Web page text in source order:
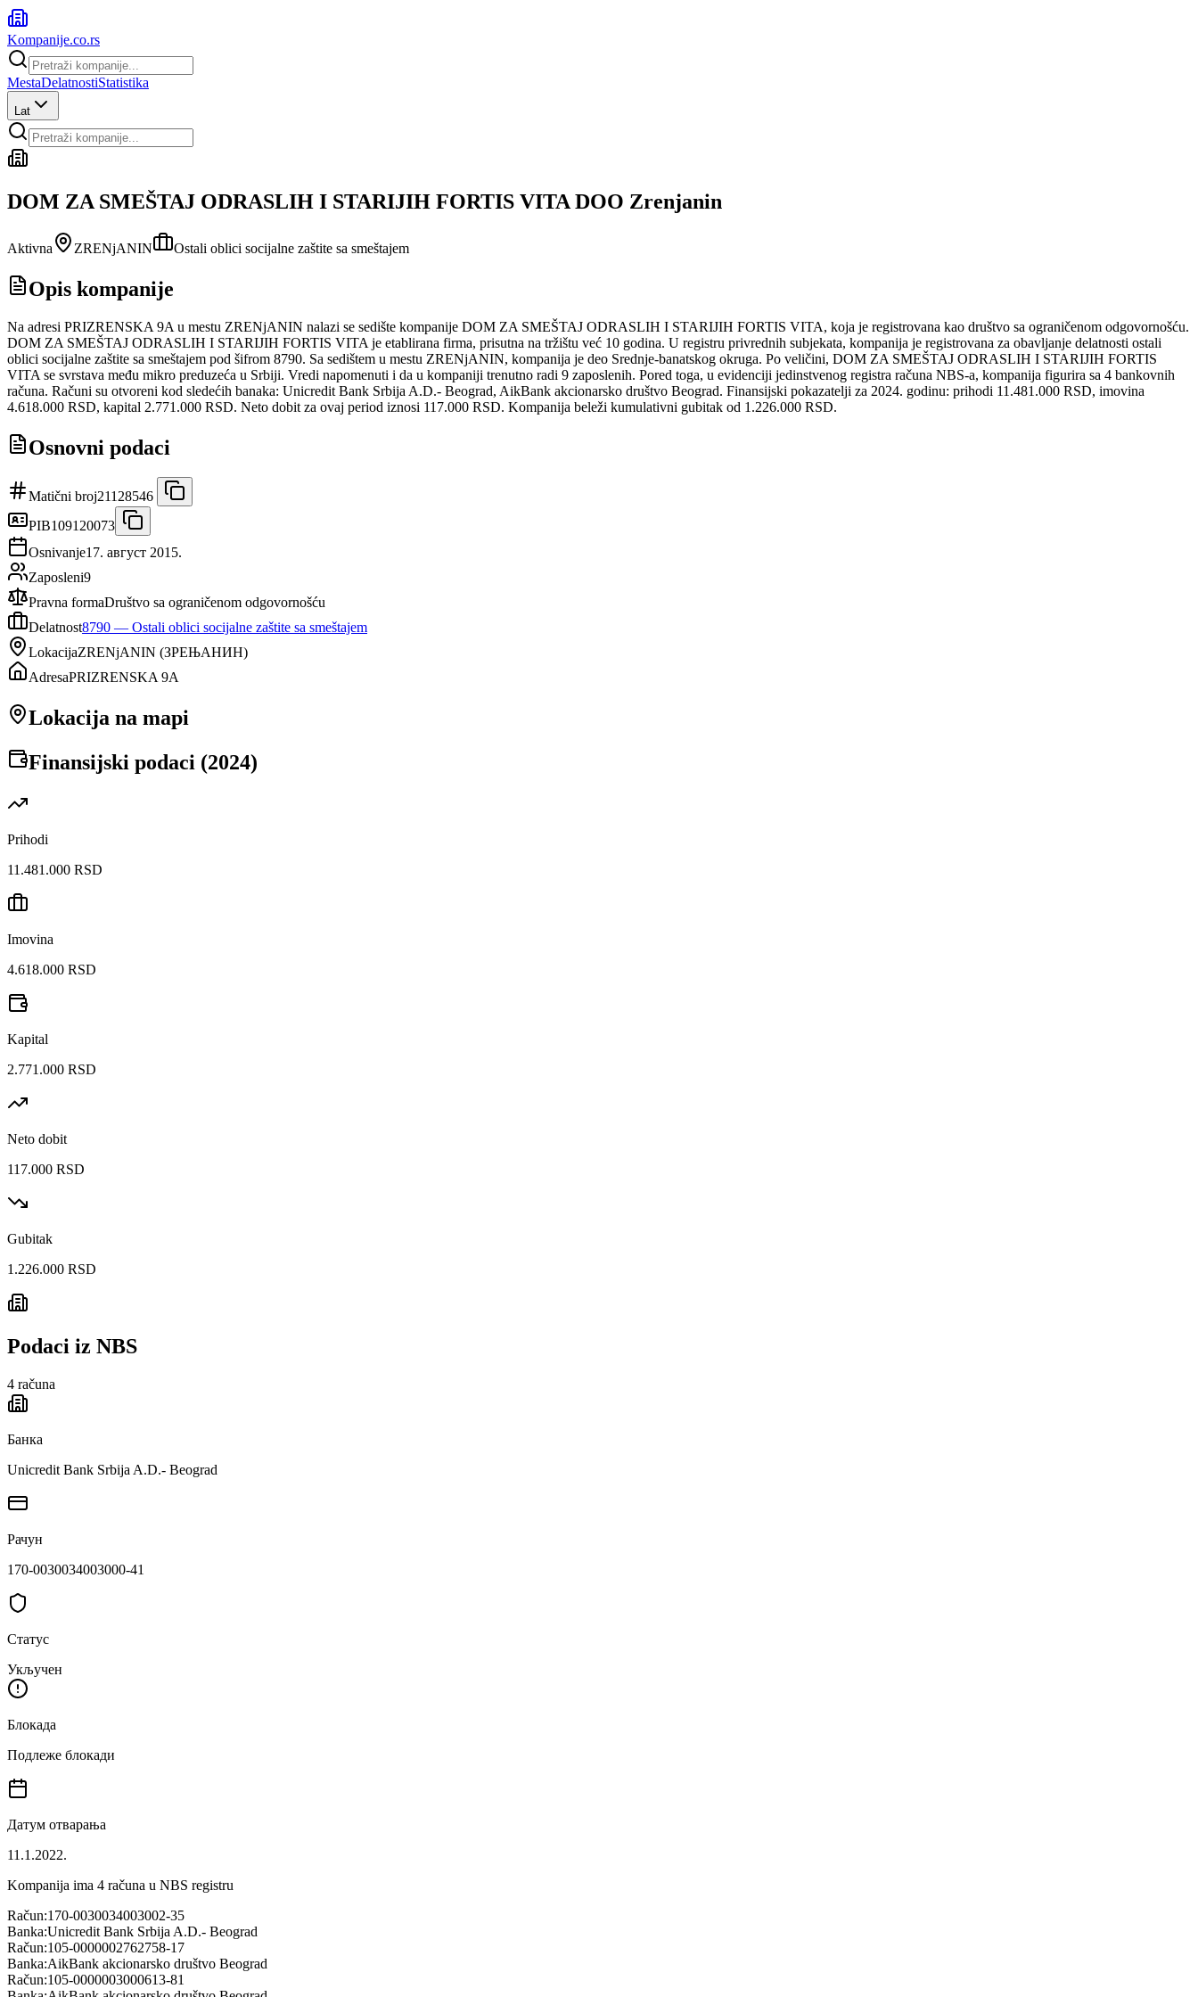
Kompanije.co.rs
MestaDelatnostiStatistika
Lat
DOM ZA SMEŠTAJ ODRASLIH I STARIJIH FORTIS VITA DOO Zrenjanin
Aktivna ZRENjANIN Ostali oblici socijalne zaštite sa smeštajem
Opis kompanije
Na adresi PRIZRENSKA 9A u mestu ZRENjANIN nalazi se sedište kompanije DOM ZA SMEŠTAJ ODRASLIH I STARIJIH FORTIS VITA, koja je registrovana kao društvo sa ograničenom odgovornošću.
DOM ZA SMEŠTAJ ODRASLIH I STARIJIH FORTIS VITA je etablirana firma, prisutna na tržištu već 10 godina. U registru privrednih subjekata, kompanija je registrovana za obavljanje delatnosti ostali
oblici socijalne zaštite sa smeštajem pod šifrom 8790. Sa sedištem u mestu ZRENjANIN, kompanija je deo Srednje-banatskog okruga. Po veličini, DOM ZA SMEŠTAJ ODRASLIH I STARIJIH FORTIS
VITA se svrstava među mikro preduzeća u Srbiji. Vredi napomenuti i da u kompaniji trenutno radi 9 zaposlenih. Pored toga, u evidenciji jedinstvenog registra računa NBS-a, kompanija figurira sa 4 bankovnih
računa. Računi su otvoreni kod sledećih banaka: Unicredit Bank Srbija A.D.- Beograd, AikBank akcionarsko društvo Beograd. Finansijski pokazatelji za 2024. godinu: prihodi 11.481.000 RSD, imovina
4.618.000 RSD, kapital 2.771.000 RSD. Neto dobit za ovaj period iznosi 117.000 RSD. Kompanija beleži kumulativni gubitak od 1.226.000 RSD.
Osnovni podaci
Matični broj21128546
PIB109120073
Osnivanje17. август 2015.
Zaposleni9
Pravna formaDruštvo sa ograničenom odgovornošću
Delatnost8790 — Ostali oblici socijalne zaštite sa smeštajem
LokacijaZRENjANIN (ЗРЕЊАНИН)
AdresaPRIZRENSKA 9A
Lokacija na mapi
Finansijski podaci (2024)
Prihodi
11.481.000 RSD
Imovina
4.618.000 RSD
Kapital
2.771.000 RSD
Neto dobit
117.000 RSD
Gubitak
1.226.000 RSD
Podaci iz NBS
4 računa
Банка
Unicredit Bank Srbija A.D.- Beograd
Рачун
170-0030034003000-41
Статус
Укључен
Блокада
Подлеже блокади
Датум отварања
11.1.2022.
Kompanija ima 4 računa u NBS registru
Račun:170-0030034003002-35
Banka:Unicredit Bank Srbija A.D.- Beograd
Račun:105-0000002762758-17
Banka:AikBank akcionarsko društvo Beograd
Račun:105-0000003000613-81